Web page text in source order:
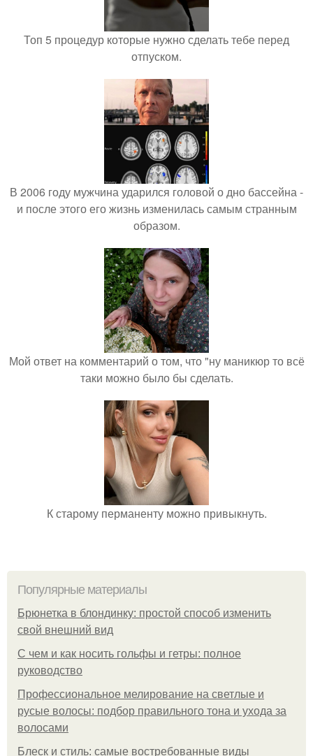
Топ 5 процедур которые нужно сделать тебе перед
отпуском.
В 2006 году мужчина ударился головой о дно бассейна -
и после этого его жизнь изменилась самым странным
образом.
Мой ответ на комментарий о том, что "ну маникюр то всё
таки можно было бы сделать.
К старому перманенту можно привыкнуть.
Популярные материалы
Брюнетка в блондинку: простой способ изменить
свой внешний вид
С чем и как носить гольфы и гетры: полное
руководство
Профессиональное мелирование на светлые и
русые волосы: подбор правильного тона и ухода за
волосами
Блеск и стиль: самые востребованные виды